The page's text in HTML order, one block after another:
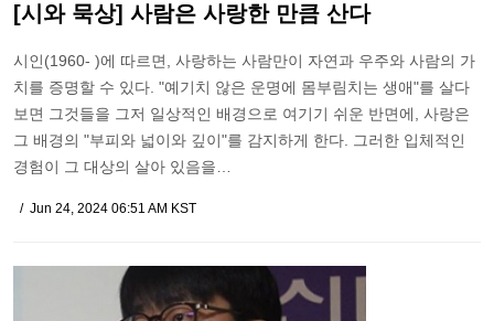
[시와 묵상] 사람은 사랑한 만큼 산다
시인(1960- )에 따르면, 사랑하는 사람만이 자연과 우주와 사람의 가
치를 증명할 수 있다. "예기치 않은 운명에 몸부림치는 생애"를 살다
보면 그것들을 그저 일상적인 배경으로 여기기 쉬운 반면에, 사랑은
그 배경의 "부피와 넓이와 깊이"를 감지하게 한다. 그러한 입체적인
경험이 그 대상의 살아 있음을…
Jun 24, 2024 06:51 AM KST